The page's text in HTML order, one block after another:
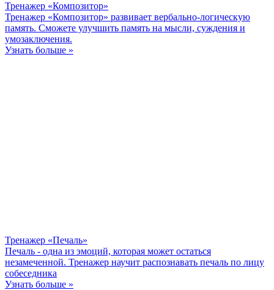
Тренажер «Композитор»
Тренажер «Композитор» развивает вербально-логическую
память. Сможете улучшить память на мысли, суждения и
умозаключения.
Узнать больше »
Тренажер «Печаль»
Печаль - одна из эмоций, которая может остаться
незамеченной. Тренажер научит распознавать печаль по лицу
собеседника
Узнать больше »